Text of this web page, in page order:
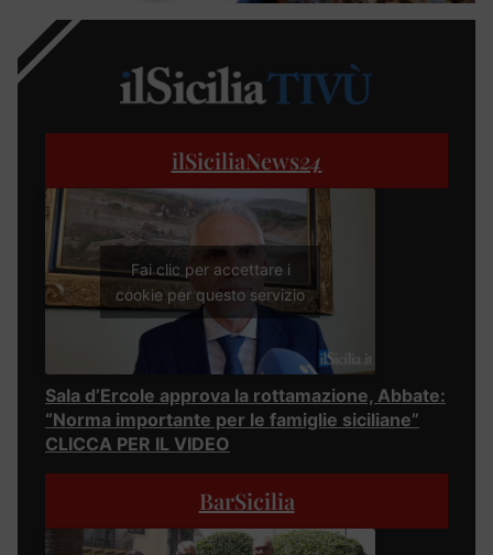
ilSiciliaNews24
Fai clic per accettare i
cookie per questo servizio
Sala d’Ercole approva la rottamazione, Abbate:
“Norma importante per le famiglie siciliane”
CLICCA PER IL VIDEO
BarSicilia